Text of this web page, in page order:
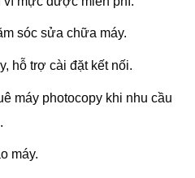
sóc sửa chữa máy.
hỗ trợ cài đặt kết nối.
máy photocopy khi nhu cầu
máy.